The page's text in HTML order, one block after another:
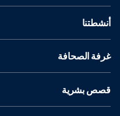
أنشطتنا
غرفة الصحافة
قصص بشرية